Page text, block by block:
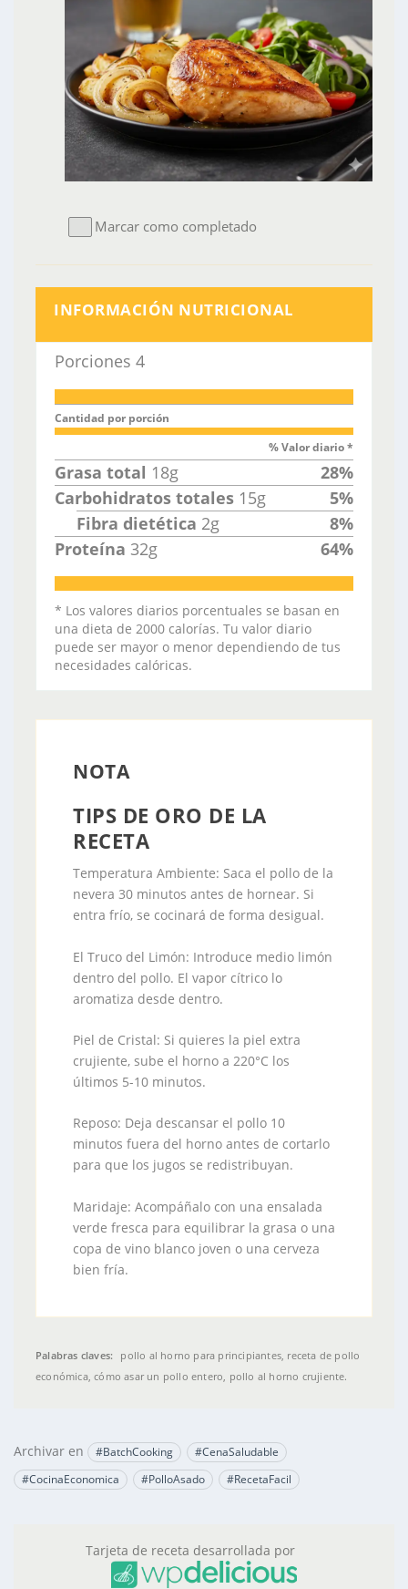
Marcar como completado
INFORMACIÓN NUTRICIONAL
Porciones 4
Cantidad por porción
% Valor diario *
Grasa total 18g 28%
Carbohidratos totales 15g 5%
Fibra dietética 2g 8%
Proteína 32g 64%
* Los valores diarios porcentuales se basan en
una dieta de 2000 calorías. Tu valor diario
puede ser mayor o menor dependiendo de tus
necesidades calóricas.
NOTA
TIPS DE ORO DE LA
RECETA
Temperatura Ambiente: Saca el pollo de la
nevera 30 minutos antes de hornear. Si
entra frío, se cocinará de forma desigual.
El Truco del Limón: Introduce medio limón
dentro del pollo. El vapor cítrico lo
aromatiza desde dentro.
Piel de Cristal: Si quieres la piel extra
crujiente, sube el horno a 220°C los
últimos 5-10 minutos.
Reposo: Deja descansar el pollo 10
minutos fuera del horno antes de cortarlo
para que los jugos se redistribuyan.
Maridaje: Acompáñalo con una ensalada
verde fresca para equilibrar la grasa o una
copa de vino blanco joven o una cerveza
bien fría.
Palabras claves:
pollo al horno para principiantes, receta de pollo
económica, cómo asar un pollo entero, pollo al horno crujiente.
Archivar en #BatchCooking
#CenaSaludable
#CocinaEconomica
#PolloAsado #RecetaFacil
Tarjeta de receta desarrollada por